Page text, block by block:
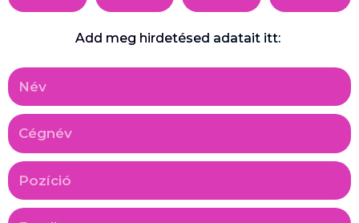
Add meg hirdetésed adatait itt: